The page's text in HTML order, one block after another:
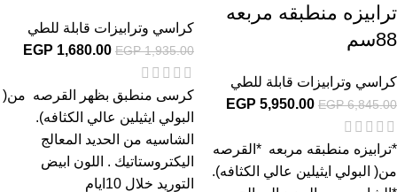
ترابيزه منطبقه مربعه
88سم
كراسي وترابيزات قابلة للطي
EGP6,845.00
EGP 5,950.00
*ترابيزه منطبقه مربعه *القرصه
من( البولي ايثيلين عالي الكثافه).
كراسي وترابيزات قابلة للطي
EGP1,935.00
EGP 1,680.00
كرسى منطبق بظهر القرصه من(
البولي ايثيلين عالي الكثافه).
الشاسيه من الحديد المعالج
اليكتروستاتيك . اللون ابيض
التوريد خلال 10ايام